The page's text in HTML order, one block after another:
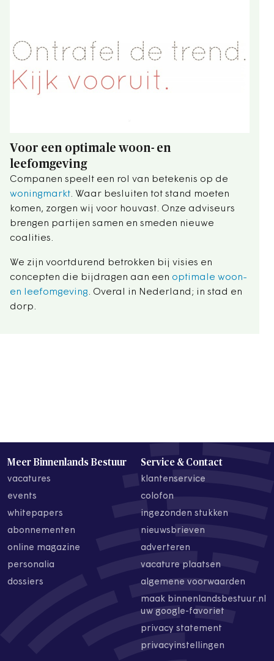
Voor een optimale woon- en
leefomgeving
Companen speelt een rol van betekenis op de
woningmarkt. Waar besluiten tot stand moeten
komen, zorgen wij voor houvast. Onze adviseurs
brengen partijen samen en smeden nieuwe
coalities.
We zijn voortdurend betrokken bij visies en
concepten die bijdragen aan een optimale woon-
en leefomgeving. Overal in Nederland; in stad en
dorp.
Meer Binnenlands Bestuur
vacatures
events
whitepapers
abonnementen
online magazine
personalia
dossiers
Service & Contact
klantenservice
colofon
ingezonden stukken
nieuwsbrieven
adverteren
vacature plaatsen
algemene voorwaarden
maak binnenlandsbestuur.nl
uw google-favoriet
privacy statement
privacyinstellingen